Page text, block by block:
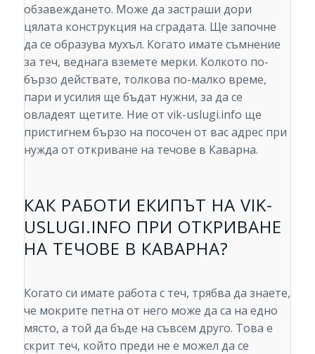
обзавеждането. Може да застраши дори
цялата конструкция на сградата. Ще започне
да се образува мухъл. Когато имате съмнение
за теч, веднага вземете мерки. Колкото по-
бързо действате, толкова по-малко време,
пари и усилия ще бъдат нужни, за да се
овладеят щетите. Ние от vik-uslugi.info ще
пристигнем бързо на посочен от вас адрес при
нужда от откриване на течове в Каварна.
КАК РАБОТИ ЕКИПЪТ НА VIK-
USLUGI.INFO ПРИ ОТКРИВАНЕ
НА ТЕЧОВЕ В КАВАРНА?
Когато си имате работа с теч, трябва да знаете,
че мокрите петна от него може да са на едно
място, а той да бъде на съвсем друго. Това е
скрит теч, който преди не е можел да се